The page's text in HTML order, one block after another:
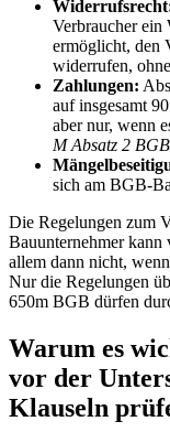
Verbraucher ein
ermöglicht, den
widerrufen,
Zahlungen:
auf insgesamt
aber nur, wenn
M Absatz 2 BGB
sich am BGB-
Die Regelungen zum
Bauunternehmer
allem dann nicht,
Nur die Regelungen
650m BGB dürfen
Warum es
vor der
Klauseln